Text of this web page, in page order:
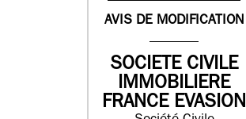
AVIS DE MODIFICATION
SOCIETE CIVILE
IMMOBILIERE
FRANCE EVASION